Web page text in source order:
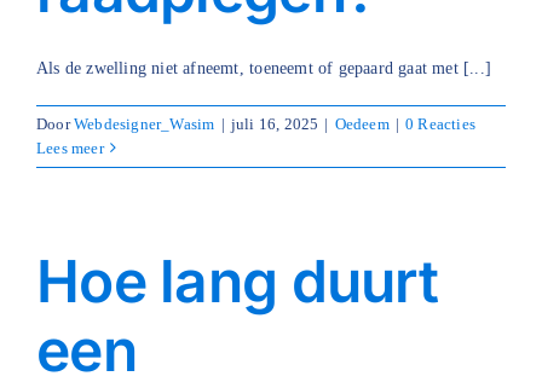
Over ons
Als de zwelling niet afneemt, toeneemt of gepaard gaat met [...]
DoorWebdesigner_Wasim | juli 16, 2025 | Oedeem | 0 Reacties
Lees meer
Hoe lang duurt
een